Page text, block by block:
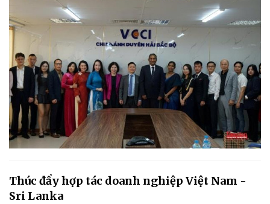
Thúc đẩy hợp tác doanh nghiệp Việt Nam -
Sri Lanka